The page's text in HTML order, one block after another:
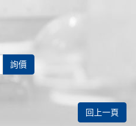
詢價
回上一頁